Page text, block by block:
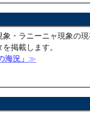
象・ラニーニャ現象の
掲載します。
海況」 ≫